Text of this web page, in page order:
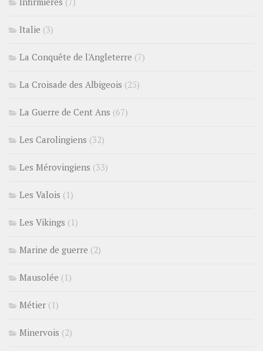
Italie (3)
La Conquête de l'Angleterre (7)
La Croisade des Albigeois (25)
La Guerre de Cent Ans (67)
Les Carolingiens (32)
Les Mérovingiens (33)
Les Valois (1)
Les Vikings (1)
Marine de guerre (2)
Mausolée (1)
Métier (1)
Minervois (2)